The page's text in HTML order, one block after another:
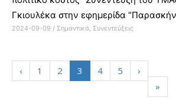
Γκιουλέκα στην εφημερίδα
2024-09-09 / Σημαντικά, Συνεντεύξεις
‹ 1 2 3 4 5
›
»